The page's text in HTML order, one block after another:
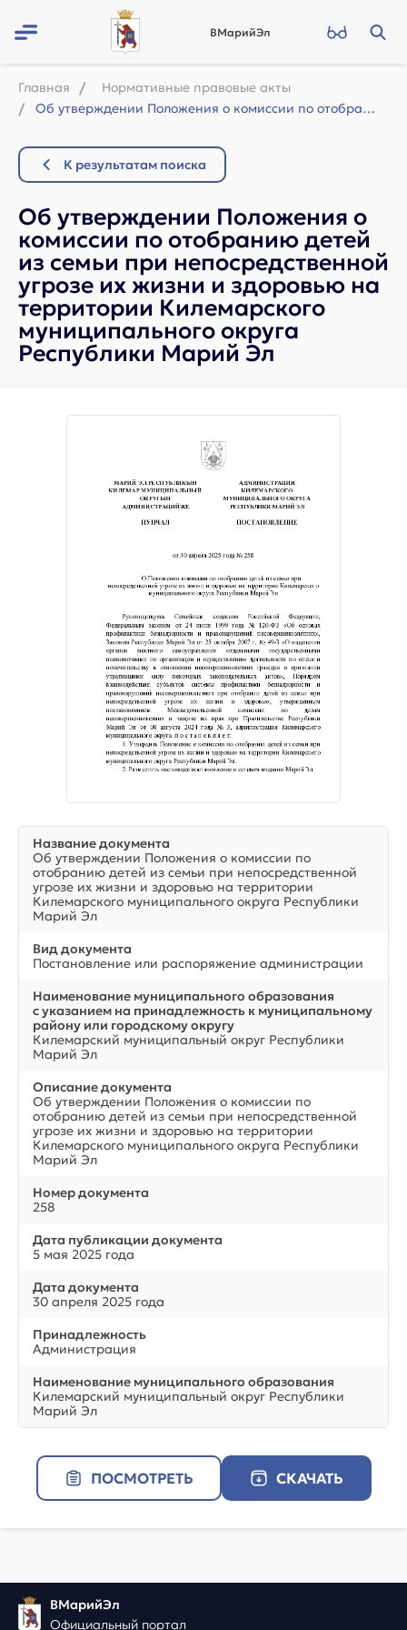
ВМарийЭл
Главная
Нормативные правовые акты
Об утверждении Положения о комиссии по отобранию детей из семьи при непосредстве...
К результатам поиска
Об утверждении Положения о
комиссии по отобранию детей
из семьи при непосредственной
угрозе их жизни и здоровью на
территории Килемарского
муниципального округа
Республики Марий Эл
Название документа
Об утверждении Положения о комиссии по
отобранию детей из семьи при непосредственной
угрозе их жизни и здоровью на территории
Килемарского муниципального округа Республики
Марий Эл
Вид документа
Постановление или распоряжение администрации
Наименование муниципального образования
с указанием на принадлежность к муниципальному
району или городскому округу
Килемарский муниципальный округ Республики
Марий Эл
Описание документа
Об утверждении Положения о комиссии по
отобранию детей из семьи при непосредственной
угрозе их жизни и здоровью на территории
Килемарского муниципального округа Республики
Марий Эл
Номер документа
258
Дата публикации документа
5 мая 2025 года
Дата документа
30 апреля 2025 года
Принадлежность
Администрация
Наименование муниципального образования
Килемарский муниципальный округ Республики
Марий Эл
ПОСМОТРЕТЬ СКАЧАТЬ
ВМарийЭл
Официальный портал